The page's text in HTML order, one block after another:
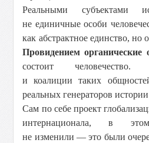
Реальными субъектами
не единичные особи
как абстрактное единство, но
Провидением органические
состоит человечество.
и коалиции таких
реальных генераторов
Сам по себе проект
интернационала, в
не изменили — это были